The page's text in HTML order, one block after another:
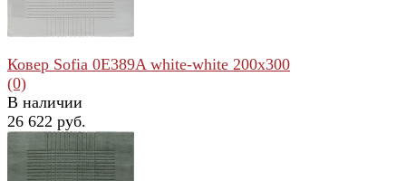
Ковер Sofia 0E389A white-white 200x300
(0)
В наличии
26 622 руб.